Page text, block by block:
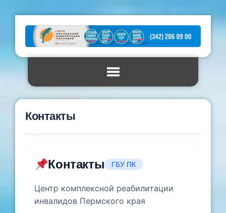
Контакты
Контакты ГБУ ПК
Центр комплексной реабилитации
инвалидов Пермского края